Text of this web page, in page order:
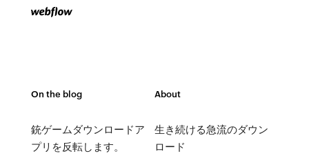
On the blog
銃ゲームダウンロードア
プリを反転します。
About
生き続ける急流のダウン
ロード